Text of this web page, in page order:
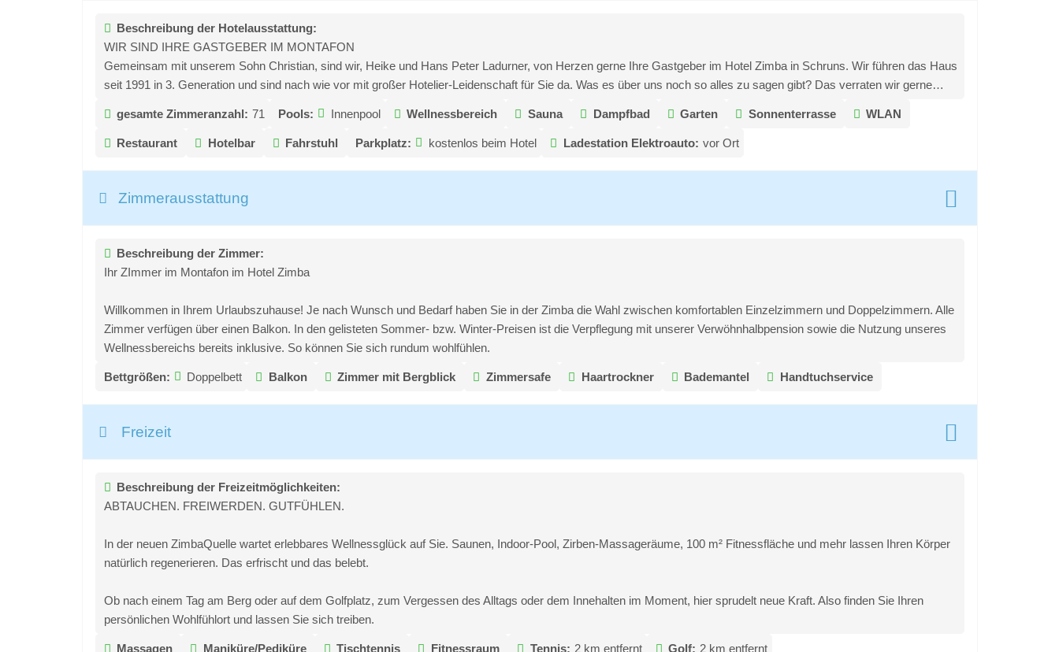
Beschreibung der Hotelausstattung:
WIR SIND IHRE GASTGEBER IM MONTAFON
Gemeinsam mit unserem Sohn Christian, sind wir, Heike und Hans Peter Ladurner, von Herzen gerne Ihre Gastgeber im Hotel Zimba in Schruns. Wir führen das Haus
seit 1991 in 3. Generation und sind nach wie vor mit großer Hotelier-Leidenschaft für Sie da. Was es über uns noch so alles zu sagen gibt? Das verraten wir gerne…
gesamte Zimmeranzahl: 71 Pools: Innenpool Wellnessbereich Sauna Dampfbad Garten Sonnenterrasse WLAN
Restaurant Hotelbar Fahrstuhl Parkplatz: kostenlos beim Hotel Ladestation Elektroauto: vor Ort
Zimmerausstattung
Beschreibung der Zimmer:
Ihr ZImmer im Montafon im Hotel Zimba
Willkommen in Ihrem Urlaubszuhause! Je nach Wunsch und Bedarf haben Sie in der Zimba die Wahl zwischen komfortablen Einzelzimmern und Doppelzimmern. Alle
Zimmer verfügen über einen Balkon. In den gelisteten Sommer- bzw. Winter-Preisen ist die Verpflegung mit unserer Verwöhnhalbpension sowie die Nutzung unseres
Wellnessbereichs bereits inklusive. So können Sie sich rundum wohlfühlen.
Bettgrößen: Doppelbett Balkon Zimmer mit Bergblick Zimmersafe Haartrockner Bademantel Handtuchservice
Freizeit
Beschreibung der Freizeitmöglichkeiten:
ABTAUCHEN. FREIWERDEN. GUTFÜHLEN.
In der neuen ZimbaQuelle wartet erlebbares Wellnessglück auf Sie. Saunen, Indoor-Pool, Zirben-Massageräume, 100 m² Fitnessfläche und mehr lassen Ihren Körper
natürlich regenerieren. Das erfrischt und das belebt.
Ob nach einem Tag am Berg oder auf dem Golfplatz, zum Vergessen des Alltags oder dem Innehalten im Moment, hier sprudelt neue Kraft. Also finden Sie Ihren
persönlichen Wohlfühlort und lassen Sie sich treiben.
Massagen Maniküre/Pediküre Tischtennis Fitnessraum Tennis: 2 km entfernt Golf: 2 km entfernt